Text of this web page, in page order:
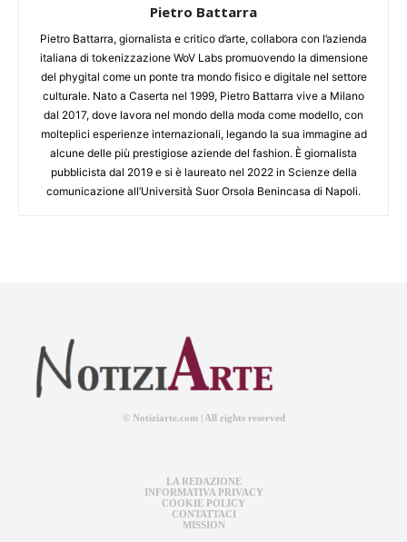
Pietro Battarra
Pietro Battarra, giornalista e critico d’arte, collabora con l’azienda
italiana di tokenizzazione WoV Labs promuovendo la dimensione
del phygital come un ponte tra mondo fisico e digitale nel settore
culturale. Nato a Caserta nel 1999, Pietro Battarra vive a Milano
dal 2017, dove lavora nel mondo della moda come modello, con
molteplici esperienze internazionali, legando la sua immagine ad
alcune delle più prestigiose aziende del fashion. È giornalista
pubblicista dal 2019 e si è laureato nel 2022 in Scienze della
comunicazione all’Università Suor Orsola Benincasa di Napoli.
© Notiziarte.com | All rights reserved
LA REDAZIONE
INFORMATIVA PRIVACY
COOKIE POLICY
CONTATTACI
MISSION